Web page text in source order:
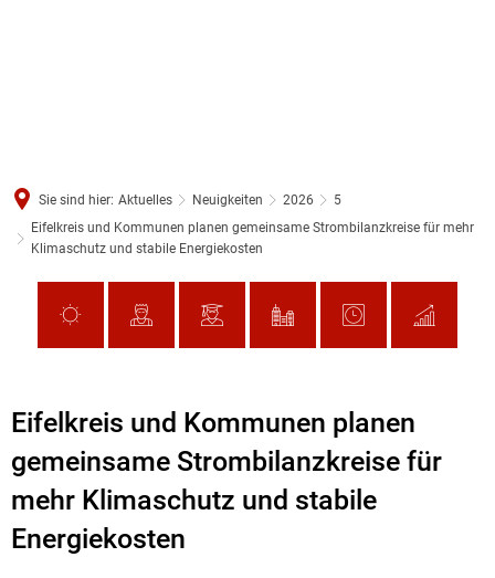
Sie sind hier: Aktuelles Neuigkeiten 2026
5
Eifelkreis und Kommunen planen gemeinsame Strombilanzkreise für mehr
Klimaschutz und stabile Energiekosten
Eifelkreis und Kommunen planen
gemeinsame Strombilanzkreise für
mehr Klimaschutz und stabile
Energiekosten